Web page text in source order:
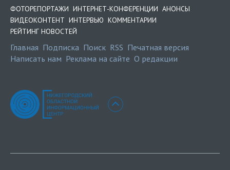
ФОТОРЕПОРТАЖИ ИНТЕРНЕТ-КОНФЕРЕНЦИИ АНОНСЫ
ВИДЕОКОНТЕНТ ИНТЕРВЬЮ КОММЕНТАРИИ
РЕЙТИНГ НОВОСТЕЙ
Главная Подписка Поиск RSS Печатная версия
Написать нам Реклама на сайте О редакции